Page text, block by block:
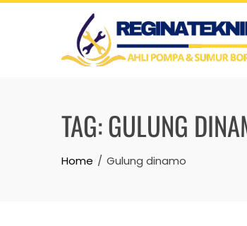
Skip
TAG:GULUNG
Home Gulung dinamo